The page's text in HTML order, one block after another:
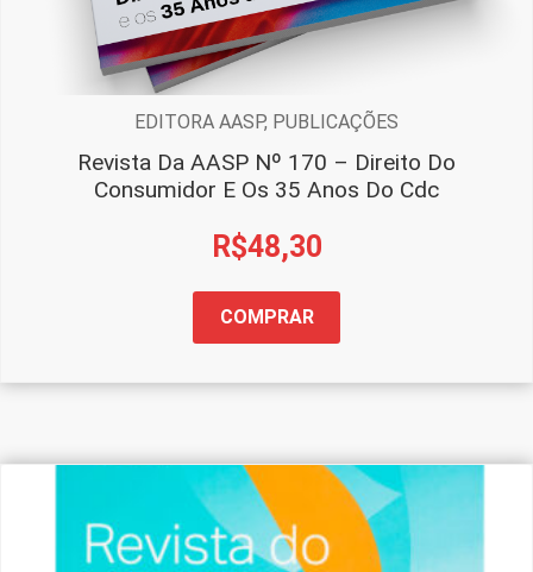
EDITORA AASP, PUBLICAÇÕES
Revista Da AASP Nº 170 – Direito Do
Consumidor E Os 35 Anos Do Cdc
R$48,30
COMPRAR